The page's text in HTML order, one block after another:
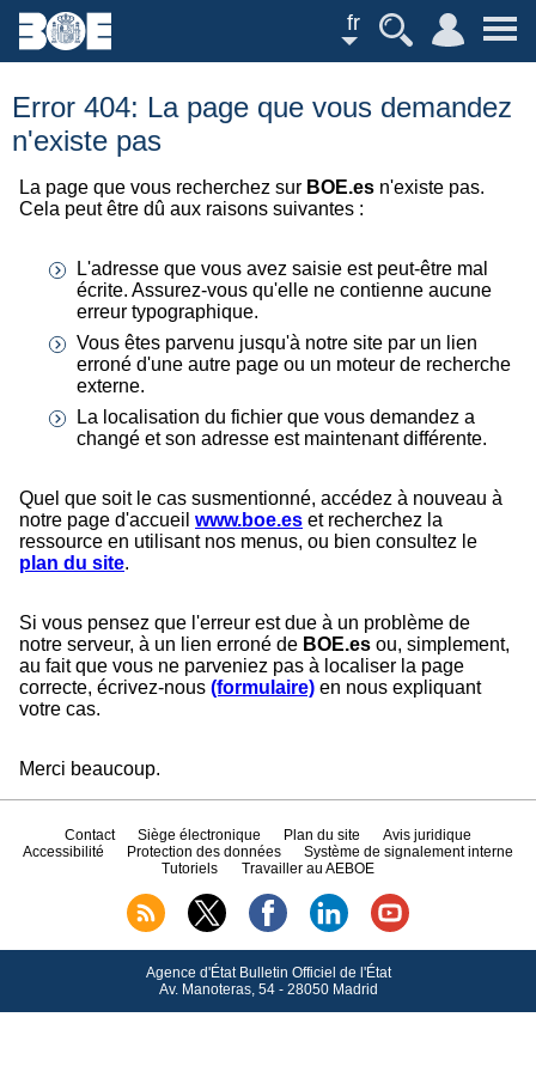
fr
Error 404: La page que vous demandez
n'existe pas
La page que vous recherchez sur BOE.es n'existe pas.
Cela peut être dû aux raisons suivantes :
L'adresse que vous avez saisie est peut-être mal
écrite. Assurez-vous qu'elle ne contienne aucune
erreur typographique.
Vous êtes parvenu jusqu'à notre site par un lien
erroné d'une autre page ou un moteur de recherche
externe.
La localisation du fichier que vous demandez a
changé et son adresse est maintenant différente.
Quel que soit le cas susmentionné, accédez à nouveau à
notre page d'accueil www.boe.es et recherchez la
ressource en utilisant nos menus, ou bien consultez le
plan du site.
Si vous pensez que l'erreur est due à un problème de
notre serveur, à un lien erroné de BOE.es ou, simplement,
au fait que vous ne parveniez pas à localiser la page
correcte, écrivez-nous (formulaire) en nous expliquant
votre cas.
Merci beaucoup.
Contact Siège électronique Plan du site
Avis juridique
Accessibilité
Protection des données
Système de signalement interne
Tutoriels
Travailler au AEBOE
Agence d'État Bulletin Officiel de l'État
Av.Manoteras, 54 - 28050 Madrid